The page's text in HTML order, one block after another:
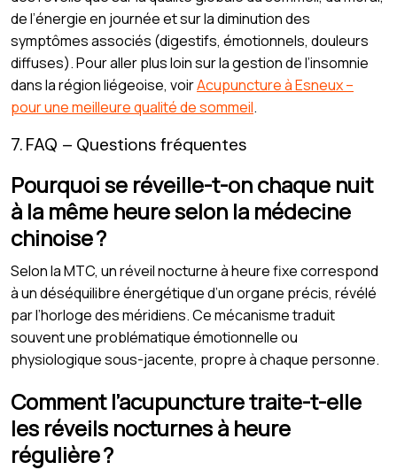
de l’énergie en journée et sur la diminution des
symptômes associés (digestifs, émotionnels, douleurs
diffuses). Pour aller plus loin sur la gestion de l’insomnie
dans la région liégeoise, voirAcupuncture à Esneux –
pour une meilleure qualité de sommeil.
7. FAQ – Questions fréquentes
Pourquoi se réveille-t-on chaque nuit
à la même heure selon la médecine
chinoise ?
Selon la MTC, un réveil nocturne à heure fixe correspond
à un déséquilibre énergétique d’un organe précis, révélé
par l’horloge des méridiens. Ce mécanisme traduit
souvent une problématique émotionnelle ou
physiologique sous-jacente, propre à chaque personne.
Comment l’acupuncture traite-t-elle
les réveils nocturnes à heure
régulière ?